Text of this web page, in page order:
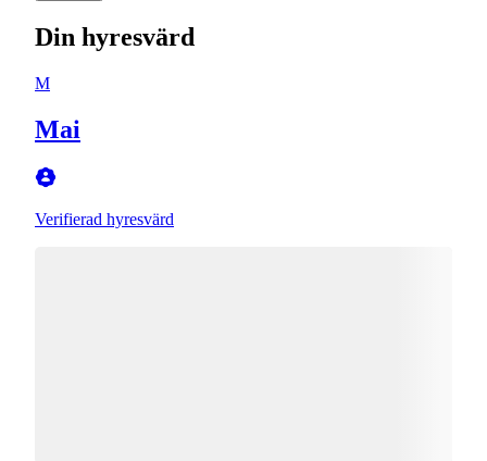
Din hyresvärd
M
Mai
Verifierad hyresvärd